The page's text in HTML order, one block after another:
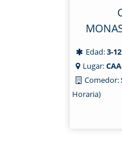
Edad:3-
Lugar:
Comedor:
Horaria)